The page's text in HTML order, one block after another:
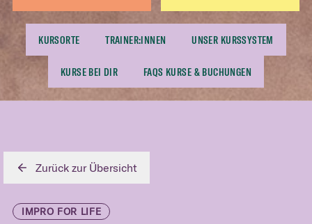
KURSORTE TRAINER:INNEN UNSER KURSSYSTEM
KURSE BEI DIR FAQS KURSE & BUCHUNGEN
Zurück zur Übersicht
IMPRO FOR LIFE